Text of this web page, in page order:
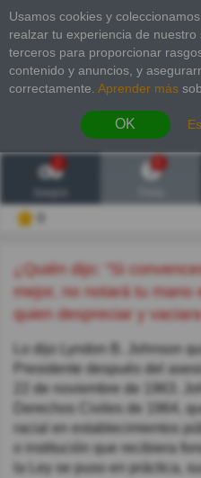
Usamos cookies y
realzar tu experiencia de
terceros para proporcionar
contenido y anuncios, y
correctamente. Aprender más
OK
2
¿Quién dijo: "Si convences al hombre blanco que es
mejor, no notará tu mano
quien despreciar y
Lo dijo Lyndon B. Johnson
Presidente después del
22 de noviembre de 1963.
Derechos Civiles de 1964,
racial en establecimientos
o institución que recibiera
la Ley se puso en práctica,